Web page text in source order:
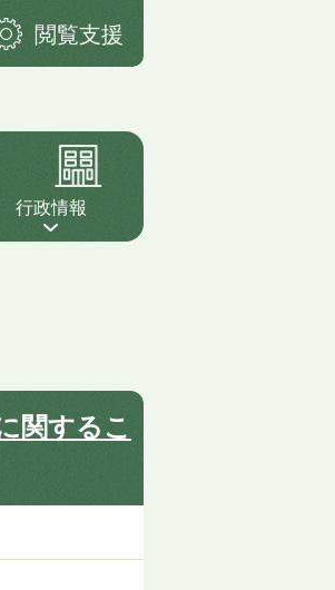
閲覧支援
行政情報
関するこ